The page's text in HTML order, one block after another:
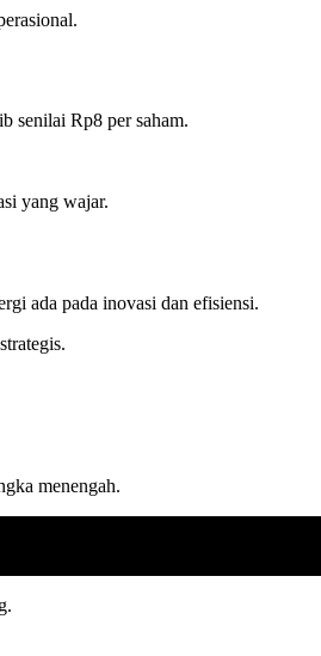
senilai Rp8 per saham.
yang wajar.
ada pada inovasi dan efisiensi.
menengah.